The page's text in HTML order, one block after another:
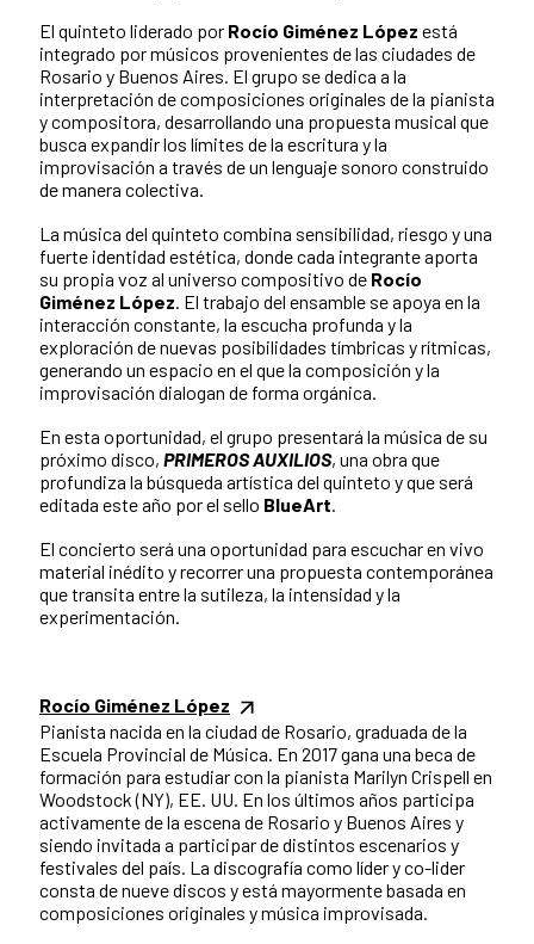
El quinteto liderado por Rocío Giménez López está
integrado por músicos provenientes de las ciudades de
Rosario y Buenos Aires. El grupo se dedica a la
interpretación de composiciones originales de la pianista
y compositora, desarrollando una propuesta musical que
busca expandir los límites de la escritura y la
improvisación a través de un lenguaje sonoro construido
de manera colectiva.
La música del quinteto combina sensibilidad, riesgo y una
fuerte identidad estética, donde cada integrante aporta
su propia voz al universo compositivo de Rocío
Giménez López. El trabajo del ensamble se apoya en la
interacción constante, la escucha profunda y la
exploración de nuevas posibilidades tímbricas y rítmicas,
generando un espacio en el que la composición y la
improvisación dialogan de forma orgánica.
En esta oportunidad, el grupo presentará la música de su
próximo disco, PRIMEROS AUXILIOS, una obra que
profundiza la búsqueda artística del quinteto y que será
editada este año por el sello BlueArt.
El concierto será una oportunidad para escuchar en vivo
material inédito y recorrer una propuesta contemporánea
que transita entre la sutileza, la intensidad y la
experimentación.
Rocío Giménez López
Pianista nacida en la ciudad de Rosario, graduada de la
Escuela Provincial de Música. En 2017 gana una beca de
formación para estudiar con la pianista Marilyn Crispell en
Woodstock (NY), EE. UU. En los últimos años participa
activamente de la escena de Rosario y Buenos Aires y
siendo invitada a participar de distintos escenarios y
festivales del país. La discografía como líder y co-lider
consta de nueve discos y está mayormente basada en
composiciones originales y música improvisada.